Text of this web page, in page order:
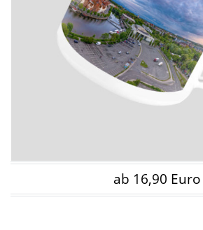
ab 16,90 Euro